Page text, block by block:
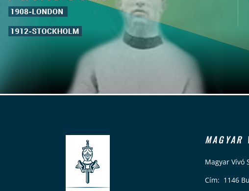
MAGYAR
Magyar Vívó
Cím: 1146